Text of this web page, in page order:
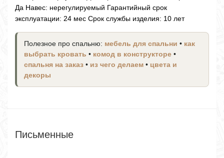
Да Навес: нерегулируемый Гарантийный срок
эксплуатации: 24 мес Срок службы изделия: 10 лет
Полезное про спальню: мебель для спальни • как
выбрать кровать • комод в конструкторе •
спальня на заказ • из чего делаем • цвета и
декоры
Письменные